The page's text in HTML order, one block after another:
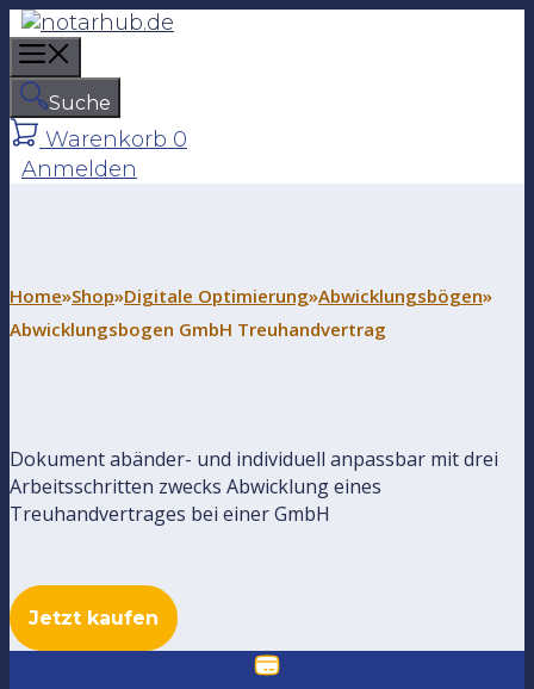
u
m
n
p
r
n
e
n
u
Suche
Warenkorb 0
Anmelden
Home»Shop»Digitale Optimierung»Abwicklungsbögen»
Abwicklungsbogen GmbH Treuhandvertrag
Dokument abänder- und individuell anpassbar mit drei
Arbeitsschritten zwecks Abwicklung eines
Treuhandvertrages bei einer GmbH
Jetzt kaufen